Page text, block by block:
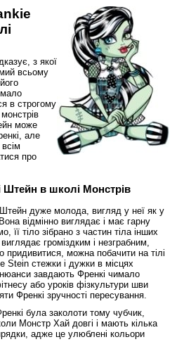
з якої
всьому
в строгому
може
але
про
Штейн в школі Монстрів
дуже молода, вигляд у неї як у
відмінно виглядає і має гарну
її тіло зібрано з частин тіла інших
громіздким і незграбним,
можна побачити на тілі
Stein стежки і дужки в місцях
завдають Френкі чимало
або уроків фізкультури шви
Френкі зручності пересування.
була заколоти тому чубчик,
Монстр Хай довгі і мають кілька
прядки, адже це улюблені кольори